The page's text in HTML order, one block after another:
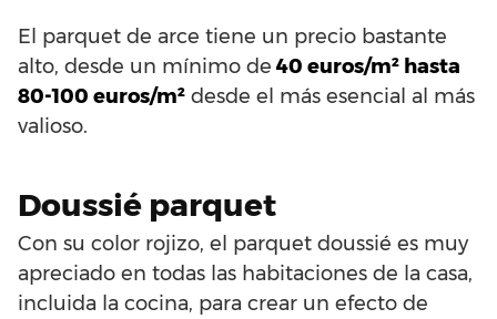
El parquet de arce tiene un precio bastante
alto, desde un mínimo de 40 euros/m² hasta
80-100 euros/m² desde el más esencial al más
valioso.
Doussié parquet
Con su color rojizo, el parquet doussié es muy
apreciado en todas las habitaciones de la casa,
incluida la cocina, para crear un efecto de